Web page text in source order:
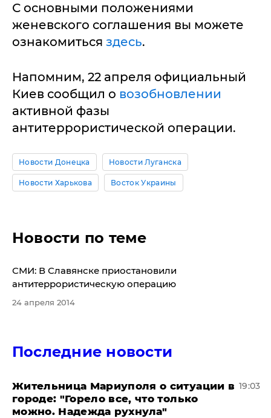
С основными положениями
женевского соглашения вы можете
ознакомиться здесь.
Напомним, 22 апреля официальный
Киев сообщил о возобновлении
активной фазы
антитеррористической операции.
Новости Донецка Новости Луганска
Новости Харькова Восток Украины
Новости по теме
СМИ: В Славянске приостановили
антитеррористическую операцию
24 апреля 2014
Последние новости
Жительница Мариуполя о ситуации в
городе: "Горело все, что только
можно. Надежда рухнула"
19:03